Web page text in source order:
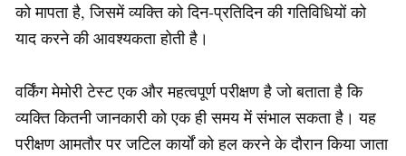
को मापता है, जिसमें व्यक्ति को दिन-प्रतिदिन की गतिविधियों को
याद करने की आवश्यकता होती है।
वर्किंग मेमोरी टेस्ट एक और महत्वपूर्ण परीक्षण है जो बताता है कि
व्यक्ति कितनी जानकारी को एक ही समय में संभाल सकता है। यह
परीक्षण आमतौर पर जटिल कार्यों को हल करने के दौरान किया जाता